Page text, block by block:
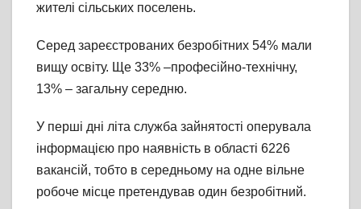
жителі сільських поселень.
Серед зареєстрованих безробітних 54% мали
вищу освіту. Ще 33% –професійно-технічну,
13% – загальну середню.
У перші дні літа служба зайнятості оперувала
інформацією про наявність в області 6226
вакансій, тобто в середньому на одне вільне
робоче місце претендував один безробітний.